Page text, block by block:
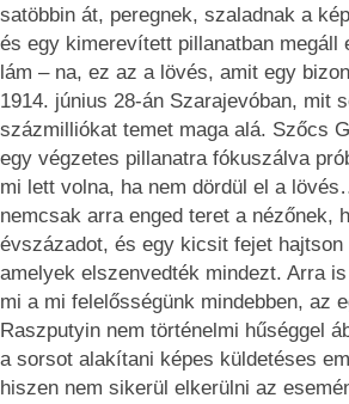
satöbbin át, peregnek, szaladnak a
és egy kimerevített pillanatban
lám – na, ez az a lövés, amit egy
1914. június 28-án Szarajevóban, mit
százmilliókat temet maga alá. Szőcs
egy végzetes pillanatra fókuszálva
mi lett volna, ha nem dördül el a
nemcsak arra enged teret a nézőnek,
évszázadot, és egy kicsit fejet
amelyek elszenvedték mindezt. Arra
mi a mi felelősségünk mindebben, az
Raszputyin nem történelmi hűséggel
a sorsot alakítani képes küldetéses
hiszen nem sikerül elkerülni az